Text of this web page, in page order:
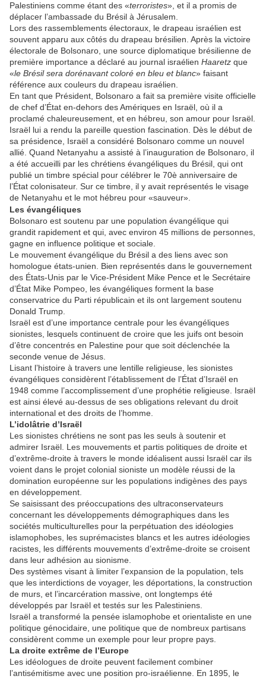
Palestiniens comme étant des «terroristes», et il a promis de
déplacer l’ambassade du Brésil à Jérusalem.
Lors des rassemblements électoraux, le drapeau israélien est
souvent apparu aux côtés du drapeau brésilien. Après la victoire
électorale de Bolsonaro, une source diplomatique brésilienne de
première importance a déclaré au journal israélien Haaretz que
«le Brésil sera dorénavant coloré en bleu et blanc» faisant
référence aux couleurs du drapeau israélien.
En tant que Président, Bolsonaro a fait sa première visite officielle
de chef d’État en-dehors des Amériques en Israël, où il a
proclamé chaleureusement, et en hébreu, son amour pour Israël.
Israël lui a rendu la pareille question fascination. Dès le début de
sa présidence, Israël a considéré Bolsonaro comme un nouvel
allié. Quand Netanyahu a assisté à l’inauguration de Bolsonaro, il
a été accueilli par les chrétiens évangéliques du Brésil, qui ont
publié un timbre spécial pour célébrer le 70è anniversaire de
l’État colonisateur. Sur ce timbre, il y avait représentés le visage
de Netanyahu et le mot hébreu pour «sauveur».
Les évangéliques
Bolsonaro est soutenu par une population évangélique qui
grandit rapidement et qui, avec environ 45 millions de personnes,
gagne en influence politique et sociale.
Le mouvement évangélique du Brésil a des liens avec son
homologue états-unien. Bien représentés dans le gouvernement
des États-Unis par le Vice-Président Mike Pence et le Secrétaire
d’État Mike Pompeo, les évangéliques forment la base
conservatrice du Parti républicain et ils ont largement soutenu
Donald Trump.
Israël est d’une importance centrale pour les évangéliques
sionistes, lesquels continuent de croire que les juifs ont besoin
d’être concentrés en Palestine pour que soit déclenchée la
seconde venue de Jésus.
Lisant l’histoire à travers une lentille religieuse, les sionistes
évangéliques considèrent l’établissement de l’État d’Israël en
1948 comme l’accomplissement d’une prophétie religieuse. Israël
est ainsi élevé au-dessus de ses obligations relevant du droit
international et des droits de l’homme.
L’idolâtrie d’Israël
Les sionistes chrétiens ne sont pas les seuls à soutenir et
admirer Israël. Les mouvements et partis politiques de droite et
d’extrême-droite à travers le monde idéalisent aussi Israël car ils
voient dans le projet colonial sioniste un modèle réussi de la
domination européenne sur les populations indigènes des pays
en développement.
Se saisissant des préoccupations des ultraconservateurs
concernant les développements démographiques dans les
sociétés multiculturelles pour la perpétuation des idéologies
islamophobes, les suprémacistes blancs et les autres idéologies
racistes, les différents mouvements d’extrême-droite se croisent
dans leur adhésion au sionisme.
Des systèmes visant à limiter l’expansion de la population, tels
que les interdictions de voyager, les déportations, la construction
de murs, et l’incarcération massive, ont longtemps été
développés par Israël et testés sur les Palestiniens.
Israël a transformé la pensée islamophobe et orientaliste en une
politique génocidaire, une politique que de nombreux partisans
considèrent comme un exemple pour leur propre pays.
La droite extrême de l’Europe
Les idéologues de droite peuvent facilement combiner
l’antisémitisme avec une position pro-israélienne. En 1895, le